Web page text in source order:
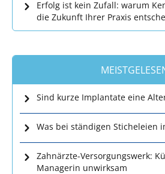
Erfolg ist kein Zufall: warum
die Zukunft Ihrer Praxis
Sind kurze Implantate eine
Was bei ständigen Sticheleien
Zahnärzte-Versorgungswerk:
Managerin unwirksam